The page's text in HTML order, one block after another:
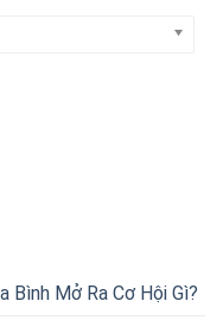
Bình Mở Ra Cơ Hội Gì?